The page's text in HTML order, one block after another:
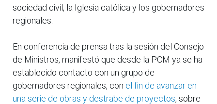
sociedad civil, la Iglesia católica y los gobernadores
regionales.
En conferencia de prensa tras la sesión del Consejo
de Ministros, manifestó que desde la PCM ya se ha
establecido contacto con un grupo de
gobernadores regionales, con el fin de avanzar en
una serie de obras y destrabe de proyectos, sobre